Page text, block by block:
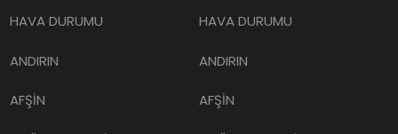
HAVA DURUMU
ANDIRIN
AFŞİN
HAVA DURUMU
ANDIRIN
AFŞİN